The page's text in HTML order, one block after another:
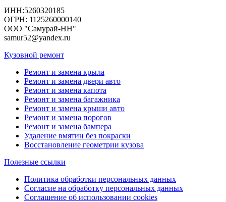
ИНН:5260320185
ОГРН: 1125260000140
ООО "Самурай-НН"
samur52@yandex.ru
Кузовной ремонт
Ремонт и замена крыла
Ремонт и замена двери авто
Ремонт и замена капота
Ремонт и замена багажника
Ремонт и замена крыши авто
Ремонт и замена порогов
Ремонт и замена бампера
Удаление вмятин без покраски
Восстановление геометрии кузова
Полезные ссылки
Политика обработки персональных данных
Согласие на обработку персональных данных
Соглашение об использовании cookies